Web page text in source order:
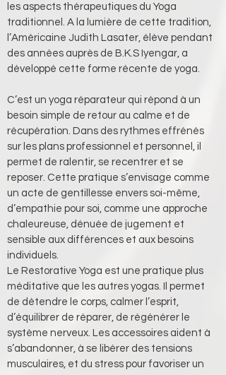
les aspects thérapeutiques du Yoga
traditionnel. A la lumière de cette tradition,
l’Américaine Judith Lasater, élève pendant
des années auprès de B.K.S Iyengar, a
développé cette forme récente de yoga.
C’est un yoga réparateur qui répond à un
besoin simple de retour au calme et de
récupération. Dans des rythmes effrénés
sur les plans professionnel et personnel, il
permet de ralentir, se recentrer et se
reposer. Cette pratique s’envisage comme
un acte de gentillesse envers soi-même,
d’empathie pour soi, comme une approche
chaleureuse, dénuée de jugement et
sensible aux différences et aux besoins
individuels.
Le Restorative Yoga est une pratique plus
méditative que les autres yogas. Il permet
de détendre le corps, calmer l’esprit,
d’équilibrer de réparer, de régénérer le
système nerveux. Les accessoires aident à
s’abandonner, à se libérer des tensions
musculaires, et du stress pour favoriser un